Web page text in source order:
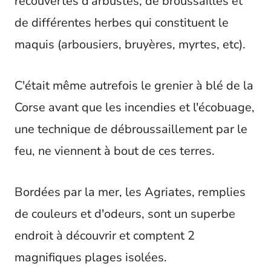
de différentes herbes qui constituent le
maquis (arbousiers, bruyères, myrtes, etc).
C'était même autrefois le grenier à blé de la
Corse avant que les incendies et l'écobuage,
une technique de débroussaillement par le
feu, ne viennent à bout de ces terres.
Bordées par la mer, les Agriates, remplies
de couleurs et d'odeurs, sont un superbe
endroit à découvrir et comptent 2
magnifiques plages isolées.